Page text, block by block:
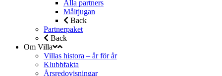
Alla partners
Måltjugan
Back
Partnerpaket
Back
Om Villa
Villas histora – år för år
Klubbfakta
Årsredovisningar